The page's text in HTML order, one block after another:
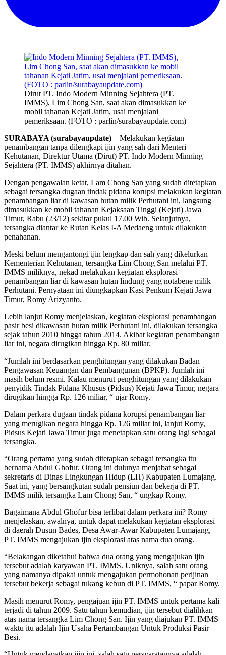
Dirut PT. Indo Modern Minning Sejahtera (PT.
IMMS), Lim Chong San, saat akan dimasukkan ke
mobil tahanan Kejati Jatim, usai menjalani
pemeriksaan. (FOTO : parlin/surabayaupdate.com)
SURABAYA (surabayaupdate) – Melakukan kegiatan
penambangan tanpa dilengkapi ijin yang sah dari Menteri
Kehutanan, Direktur Utama (Dirut) PT. Indo Modern Minning
Sejahtera (PT. IMMS) akhirnya ditahan.
Dengan pengawalan ketat, Lam Chong San yang sudah ditetapkan
sebagai tersangka dugaan tindak pidana korupsi melakukan kegiatan
penambangan liar di kawasan hutan milik Perhutani ini, langsung
dimasukkan ke mobil tahanan Kejaksaan Tinggi (Kejati) Jawa
Timur, Rabu (23/12) sekitar pukul 17.00 Wib. Selanjutnya,
tersangka diantar ke Rutan Kelas I-A Medaeng untuk dilakukan
penahanan.
Meski belum mengantongi ijin lengkap dan sah yang dikelurkan
Kementerian Kehutanan, tersangka Lim Chong San melalui PT.
IMMS miliknya, nekad melakukan kegiatan eksplorasi
penambangan liar di kawasan hutan lindung yang notabene milik
Perhutani. Pernyataan ini diungkapkan Kasi Penkum Kejati Jawa
Timur, Romy Arizyanto.
Lebih lanjut Romy menjelaskan, kegiatan eksplorasi penambangan
pasir besi dikawasan hutan milik Perhutani ini, dilakukan tersangka
sejak tahun 2010 hingga tahun 2014. Akibat kegiatan penambangan
liar ini, negara dirugikan hingga Rp. 80 miliar.
“Jumlah ini berdasarkan penghitungan yang dilakukan Badan
Pengawasan Keuangan dan Pembangunan (BPKP). Jumlah ini
masih belum resmi. Kalau menurut penghitungan yang dilakukan
penyidik Tindak Pidana Khusus (Pidsus) Kejati Jawa Timur, negara
dirugikan hingga Rp. 126 miliar, “ ujar Romy.
Dalam perkara dugaan tindak pidana korupsi penambangan liar
yang merugikan negara hingga Rp. 126 miliar ini, lanjut Romy,
Pidsus Kejati Jawa Timur juga menetapkan satu orang lagi sebagai
tersangka.
“Orang pertama yang sudah ditetapkan sebagai tersangka itu
bernama Abdul Ghofur. Orang ini dulunya menjabat sebagai
sekretaris di Dinas Lingkungan Hidup (LH) Kabupaten Lumajang.
Saat ini, yang bersangkutan sudah pensiun dan bekerja di PT.
IMMS milik tersangka Lam Chong San, “ ungkap Romy.
Bagaimana Abdul Ghofur bisa terlibat dalam perkara ini? Romy
menjelaskan, awalnya, untuk dapat melakukan kegiatan eksplorasi
di daerah Dusun Bades, Desa Awar-Awar Kabupaten Lumajang,
PT. IMMS mengajukan ijin eksplorasi atas nama dua orang.
“Belakangan diketahui bahwa dua orang yang mengajukan ijin
tersebut adalah karyawan PT. IMMS. Uniknya, salah satu orang
yang namanya dipakai untuk mengajukan permohonan perijinan
tersebut bekerja sebagai tukang kebun di PT. IMMS, “ papar Romy.
Masih menurut Romy, pengajuan ijin PT. IMMS untuk pertama kali
terjadi di tahun 2009. Satu tahun kemudian, ijin tersebut dialihkan
atas nama tersangka Lim Chong San. Ijin yang diajukan PT. IMMS
waktu itu adalah Ijin Usaha Pertambangan Untuk Produksi Pasir
Besi.